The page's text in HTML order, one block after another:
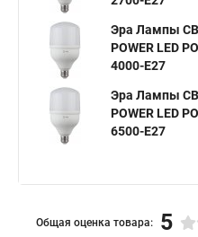
Эра Лампы
POWER LED
4000-E27
Эра Лампы
POWER LED
6500-E27
Общая оценка товара: 5